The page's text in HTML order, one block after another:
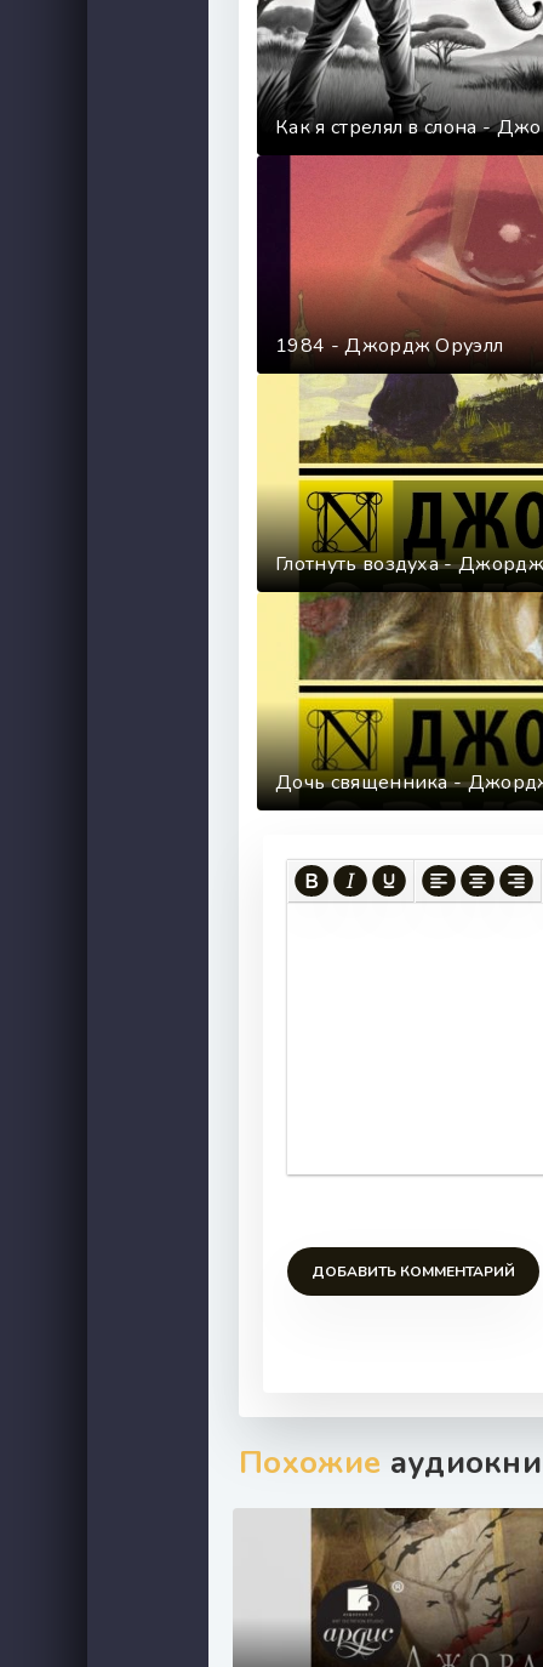
Как я стрелял в слона -
1984 - Джордж Оруэлл
Глотнуть воздуха -
Дочь священника -
ДОБАВИТЬ КОММЕНТАРИЙ
Похожие